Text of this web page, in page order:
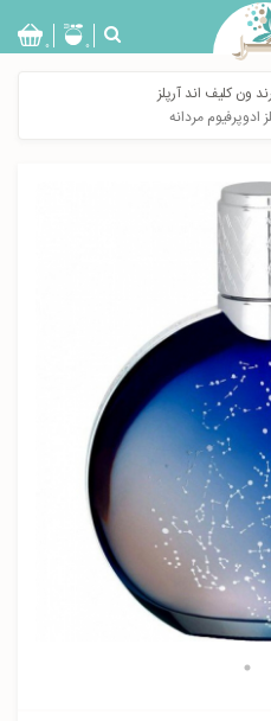
0 0
ون کلیف اند آرپلز
مردانه